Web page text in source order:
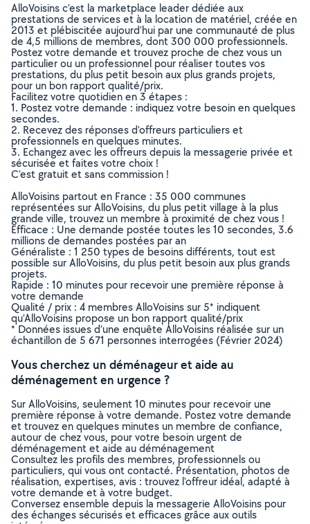
AlloVoisins c’est la marketplace leader dédiée aux
prestations de services et à la location de matériel, créée en
2013 et plébiscitée aujourd’hui par une communauté de plus
de 4,5 millions de membres, dont 300 000 professionnels.
Postez votre demande et trouvez proche de chez vous un
particulier ou un professionnel pour réaliser toutes vos
prestations, du plus petit besoin aux plus grands projets,
pour un bon rapport qualité/prix.
Facilitez votre quotidien en 3 étapes :
1. Postez votre demande : indiquez votre besoin en quelques
secondes.
2. Recevez des réponses d’offreurs particuliers et
professionnels en quelques minutes.
3. Echangez avec les offreurs depuis la messagerie privée et
sécurisée et faites votre choix !
C’est gratuit et sans commission !
AlloVoisins partout en France : 35 000 communes
représentées sur AlloVoisins, du plus petit village à la plus
grande ville, trouvez un membre à proximité de chez vous !
Efficace : Une demande postée toutes les 10 secondes, 3.6
millions de demandes postées par an
Généraliste : 1 250 types de besoins différents, tout est
possible sur AlloVoisins, du plus petit besoin aux plus grands
projets.
Rapide : 10 minutes pour recevoir une première réponse à
votre demande
Qualité / prix : 4 membres AlloVoisins sur 5* indiquent
qu’AlloVoisins propose un bon rapport qualité/prix
* Données issues d’une enquête AlloVoisins réalisée sur un
échantillon de 5 671 personnes interrogées (Février 2024)
Vous cherchez un déménageur et aide au
déménagement en urgence ?
Sur AlloVoisins, seulement 10 minutes pour recevoir une
première réponse à votre demande. Postez votre demande
et trouvez en quelques minutes un membre de confiance,
autour de chez vous, pour votre besoin urgent de
déménagement et aide au déménagement
Consultez les profils des membres, professionnels ou
particuliers, qui vous ont contacté. Présentation, photos de
réalisation, expertises, avis : trouvez l'offreur idéal, adapté à
votre demande et à votre budget.
Conversez ensemble depuis la messagerie AlloVoisins pour
des échanges sécurisés et efficaces grâce aux outils